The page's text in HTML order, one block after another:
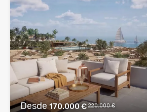
Desde170.000 € 220.000 €